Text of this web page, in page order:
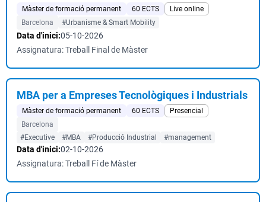
Màster de formació permanent 60 ECTS
Live online
Barcelona
#Urbanisme & Smart Mobility
Data d'inici:05-10-2026
Assignatura: Treball Final de Màster
MBA per a Empreses Tecnològiques i Industrials
Màster de formació permanent 60 ECTS
Presencial
Barcelona
#Executive
#MBA #Producció Industrial #management
Data d'inici:02-10-2026
Assignatura: Treball Fí de Màster